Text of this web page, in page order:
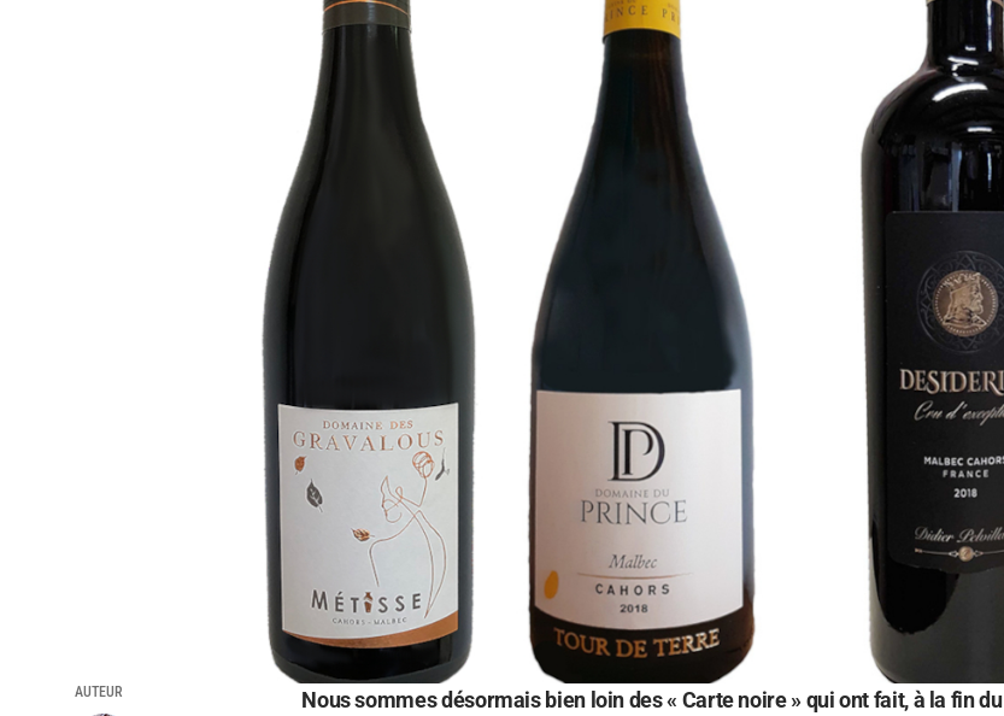
AUTEUR
Nous sommes désormais bien loin des « Carte noire » qui ont fait, à la fin du